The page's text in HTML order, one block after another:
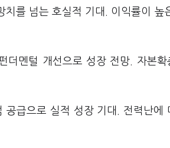
를 넘는 호실적 기대. 이익률이 높
더멘털 개선으로 성장 전망. 자본확
급으로 실적 성장 기대. 전력난에